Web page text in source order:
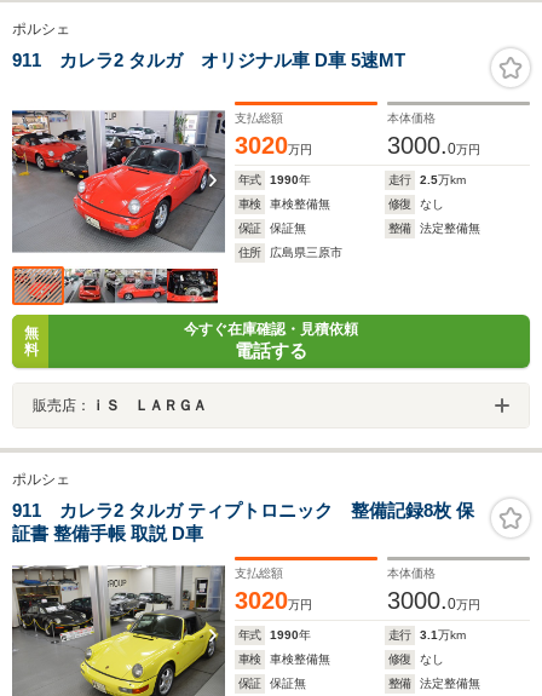
ポルシェ
911 カレラ2 タルガ オリジナル車 D車 5速MT
支払総額
3020万円
本体価格
3000.0万円
年式 1990年 走行 2.5万km
車検
車検整備無 修復
なし
保証
保証無 整備
法定整備無
住所
広島県三原市
無
料
今すぐ在庫確認・見積依頼
電話する
販売店： ｉＳ ＬＡＲＧＡ
ポルシェ
911 カレラ2 タルガ ティプトロニック 整備記録8枚 保
証書 整備手帳 取説 D車
支払総額
3020万円
本体価格
3000.0万円
年式 1990年 走行 3.1万km
車検
車検整備無 修復
なし
保証
保証無 整備
法定整備無